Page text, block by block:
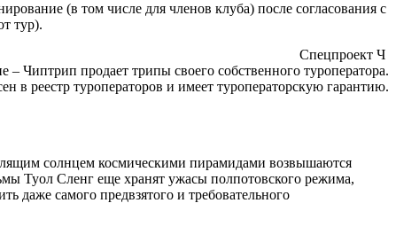
(в том числе для членов клуба) после согласования с
тур).
Спецпроект Ч
– Чиптрип продает трипы своего собственного туроператора.
в реестр туроператоров и имеет туроператорскую гарантию.
солнцем космическими пирамидами возвышаются
Туол Сленг еще хранят ужасы полпотовского режима,
даже самого предвзятого и требовательного